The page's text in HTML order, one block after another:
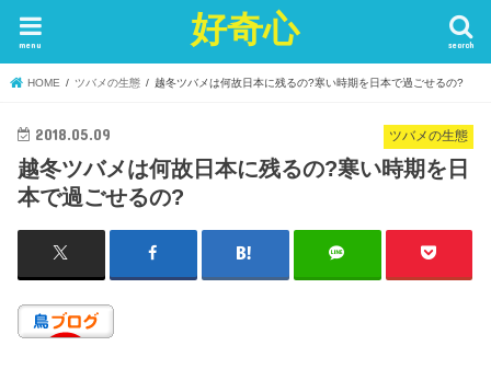
好奇心 search
menu
HOME ツバメの生態 越冬ツバメは何故日本に残るの?寒い時期を日本で過ごせるの?
ツバメの生態
2018.05.09
越冬ツバメは何故日本に残るの?寒い時期を日
本で過ごせるの?